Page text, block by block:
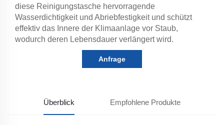
diese Reinigungstasche hervorragende
Wasserdichtigkeit und Abriebfestigkeit und schützt
effektiv das Innere der Klimaanlage vor Staub,
wodurch deren Lebensdauer verlängert wird.
Anfrage
Überblick Empfohlene Produkte